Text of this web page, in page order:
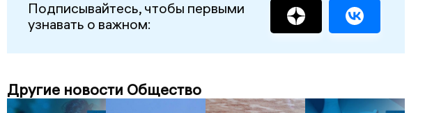
Подписывайтесь, чтобы первыми
узнавать о важном:
Другие новости Общество